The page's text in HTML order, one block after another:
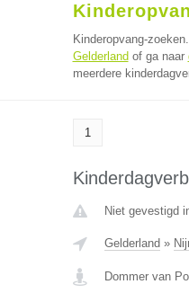
Kinderopvang-
Gelderland of ga naar
meerdere
1
Niet gevestigd
Gelderland »
Dommer van